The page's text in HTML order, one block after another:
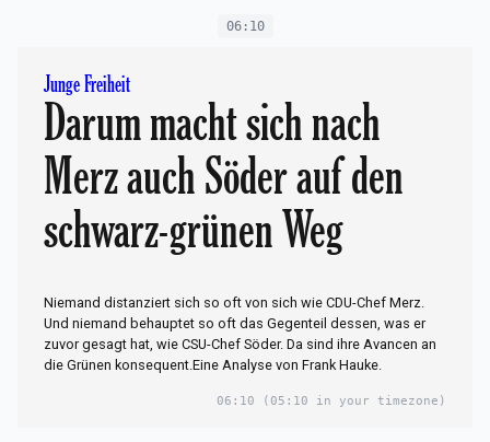
06:10
Junge Freiheit
Darum macht sich nach
Merz auch Söder auf den
schwarz-grünen Weg
Niemand distanziert sich so oft von sich wie CDU-Chef Merz.
Und niemand behauptet so oft das Gegenteil dessen, was er
zuvor gesagt hat, wie CSU-Chef Söder. Da sind ihre Avancen an
die Grünen konsequent.Eine Analyse von Frank Hauke.
06:10 (05:10 in your timezone)